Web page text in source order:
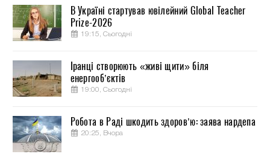
В Україні стартував ювілейний Global Teacher
Prize-2026
19:15, Сьогодні
Іранці створюють «живі щити» біля
енергооб’єктів
19:00, Сьогодні
Робота в Раді шкодить здоров’ю: заява нардепа
20:25, Вчора